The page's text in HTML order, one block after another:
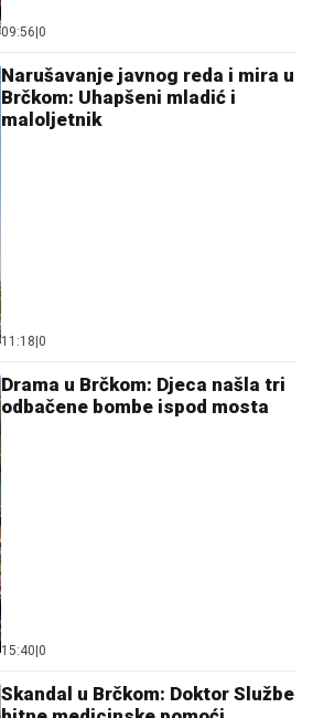
09:56 0
Narušavanje javnog reda i mira u
Brčkom: Uhapšeni mladić i
maloljetnik
11:18 0
Drama u Brčkom: Djeca našla tri
odbačene bombe ispod mosta
15:40 0
Skandal u Brčkom: Doktor Službe